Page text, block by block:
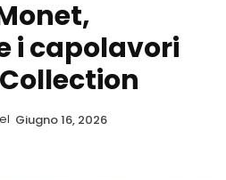
i capolavori
Giugno 16, 2026